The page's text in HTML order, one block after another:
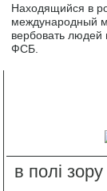
Находящийся в
международный
вербовать людей
ФСБ.
в полі зору